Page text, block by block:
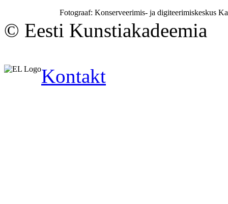
Fotograaf: Konserveerimis- ja digiteerimiskeskus
© Eesti Kunstiakadeemia
Kontakt